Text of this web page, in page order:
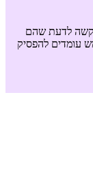
לדעת שהם
עומדים להפסיק